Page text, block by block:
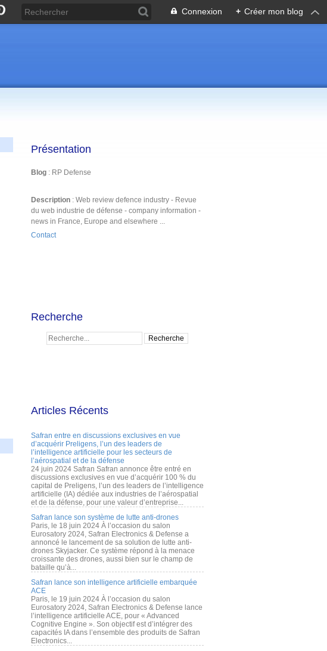
Connexion + Créer mon blog
Présentation
Blog : RP Defense
Description : Web review defence industry - Revue
du web industrie de défense - company information -
news in France, Europe and elsewhere ...
Contact
Recherche
Articles Récents
Safran entre en discussions exclusives en vue
d’acquérir Preligens, l’un des leaders de
l’intelligence artificielle pour les secteurs de
l’aérospatial et de la défense
24 juin 2024 Safran Safran annonce être entré en
discussions exclusives en vue d’acquérir 100 % du
capital de Preligens, l’un des leaders de l’intelligence
artificielle (IA) dédiée aux industries de l’aérospatial
et de la défense, pour une valeur d’entreprise...
Safran lance son système de lutte anti-drones
Paris, le 18 juin 2024 À l’occasion du salon
Eurosatory 2024, Safran Electronics & Defense a
annoncé le lancement de sa solution de lutte anti-
drones Skyjacker. Ce système répond à la menace
croissante des drones, aussi bien sur le champ de
bataille qu’à...
Safran lance son intelligence artificielle embarquée
ACE
Paris, le 19 juin 2024 À l’occasion du salon
Eurosatory 2024, Safran Electronics & Defense lance
l’intelligence artificielle ACE, pour « Advanced
Cognitive Engine ». Son objectif est d’intégrer des
capacités IA dans l’ensemble des produits de Safran
Electronics...